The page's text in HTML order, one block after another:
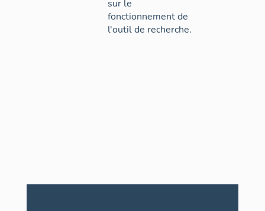
sur le
fonctionnement de
l'outil de recherche.